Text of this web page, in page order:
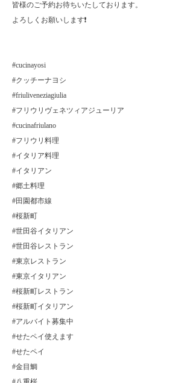
皆様のご予約お待ちいたしております。
よろしくお願いします❗️
#cucinayosi
#クッチーナヨシ
#friuliveneziagiulia
#フリウリヴェネツィアジューリア
#cucinafriulano
#フリウリ料理
#イタリア料理
#イタリアン
#郷土料理
#田園都市線
#桜新町
#世田谷イタリアン
#世田谷レストラン
#東京レストラン
#東京イタリアン
#桜新町レストラン
#桜新町イタリアン
#アルバイト募集中
#せたペイ使えます
#せたペイ
#金目鯛